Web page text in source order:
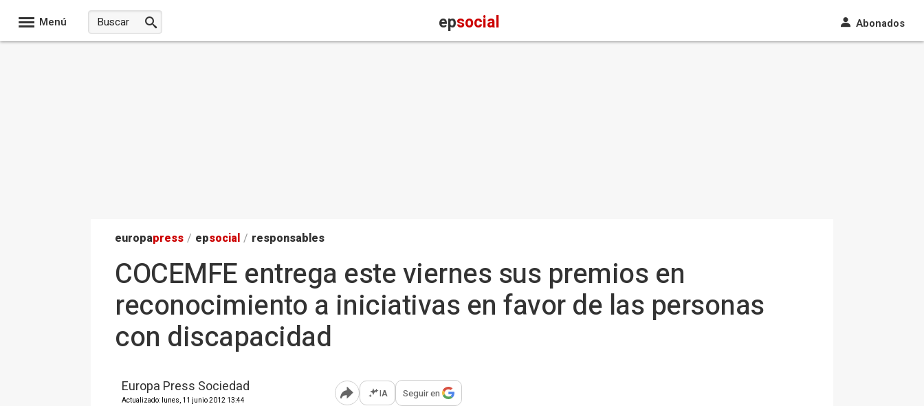
Menú epsocial Abonados
europapress / epsocial / responsables
COCEMFE entrega este viernes sus premios en
reconocimiento a iniciativas en favor de las personas
con discapacidad
Europa Press Sociedad
Actualizado: lunes, 11 junio 2012 13:44 Abrir opciones para compartir
IA Seguir en